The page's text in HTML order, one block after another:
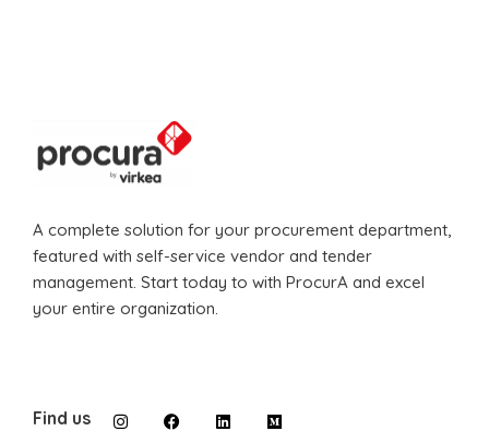
A complete solution for your procurement department,
featured with self-service vendor and tender
management. Start today to with ProcurA and excel
your entire organization.
Find us